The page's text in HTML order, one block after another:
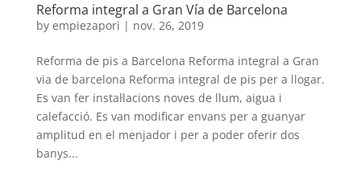
Reforma integral a Gran Vía de Barcelona
by empiezapori | nov. 26, 2019
Reforma de pis a Barcelona Reforma integral a Gran
via de barcelona Reforma integral de pis per a llogar.
Es van fer instal·lacions noves de llum, aigua i
calefacció. Es van modificar envans per a guanyar
amplitud en el menjador i per a poder oferir dos
banys...